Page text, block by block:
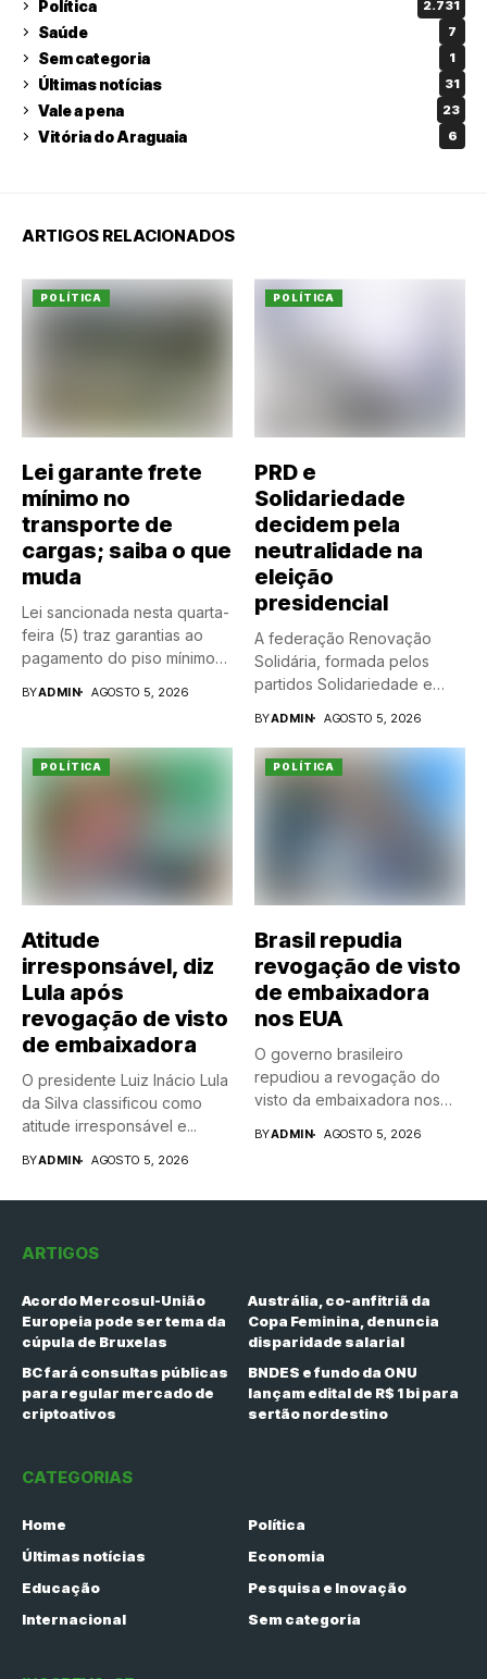
Política 2.731
Saúde 7
Sem categoria 1
Últimas notícias 31
Vale a pena 23
Vitória do Araguaia 6
ARTIGOS RELACIONADOS
POLÍTICA
Lei garante frete
mínimo no
transporte de
cargas; saiba o que
muda
Lei sancionada nesta quarta-
feira (5) traz garantias ao
pagamento do piso mínimo
BYADMIN AGOSTO 5, 2026
POLÍTICA
PRD e
Solidariedade
decidem pela
neutralidade na
eleição
presidencial
A federação Renovação
Solidária, formada pelos
partidos Solidariedade e
BYADMIN AGOSTO 5, 2026
POLÍTICA
Atitude
irresponsável, diz
Lula após
revogação de visto
de embaixadora
O presidente Luiz Inácio Lula
da Silva classificou como
atitude irresponsável e...
BYADMIN AGOSTO 5, 2026
POLÍTICA
Brasil repudia
revogação de visto
de embaixadora
nos EUA
O governo brasileiro
repudiou a revogação do
visto da embaixadora nos
BYADMIN AGOSTO 5, 2026
ARTIGOS
Acordo Mercosul-União
Europeia pode ser tema da
cúpula de Bruxelas
Austrália, co-anfitriã da
Copa Feminina, denuncia
disparidade salarial
BC fará consultas públicas
para regular mercado de
criptoativos
BNDES e fundo da ONU
lançam edital de R$ 1 bi para
sertão nordestino
CATEGORIAS
Home
Política
Últimas notícias
Economia
Educação
Pesquisa e Inovação
Internacional
Sem categoria